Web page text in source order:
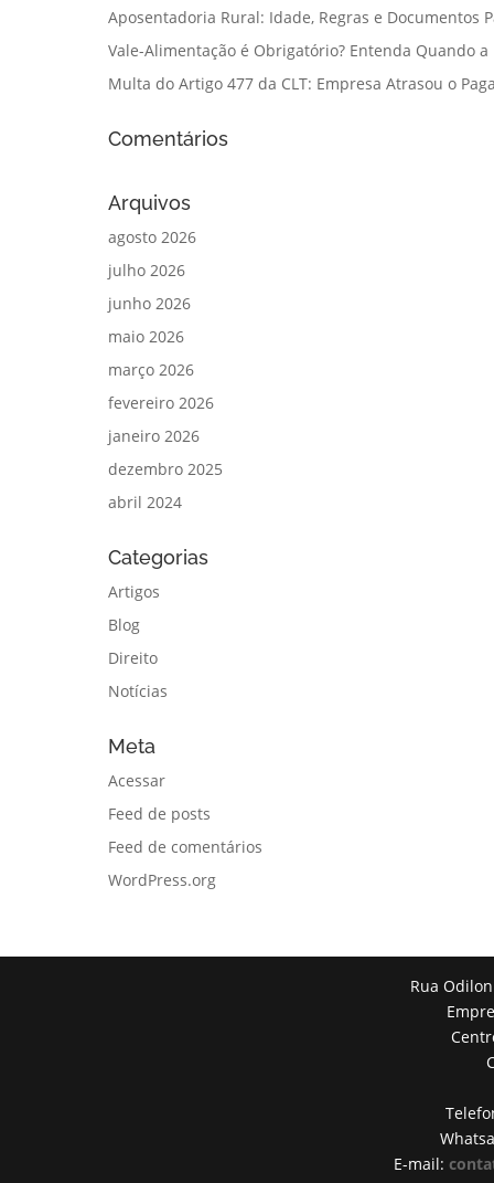
Aposentadoria Rural: Idade, Regras e Documentos
Vale-Alimentação é Obrigatório? Entenda Quando
Multa do Artigo 477 da CLT: Empresa Atrasou o
Comentários
Arquivos
agosto 2026
julho 2026
junho 2026
maio 2026
março 2026
fevereiro 2026
janeiro 2026
dezembro 2025
abril 2024
Categorias
Artigos
Blog
Direito
Notícias
Meta
Acessar
Feed de posts
Feed de comentários
WordPress.org
Rua
E-mail: